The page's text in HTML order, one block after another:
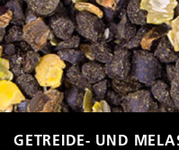
GETREIDE- UND